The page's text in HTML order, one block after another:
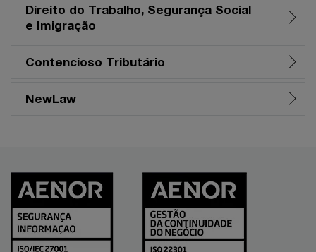
Direito do Trabalho, Segurança Social
e Imigração
Contencioso Tributário
NewLaw